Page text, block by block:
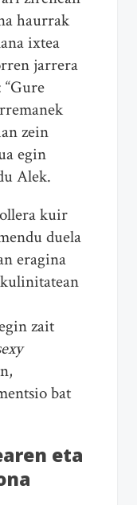
haurrak
ixtea
jarrera
zein
egin
Alek.
kuir
duela
eragina
zait
bat
eta